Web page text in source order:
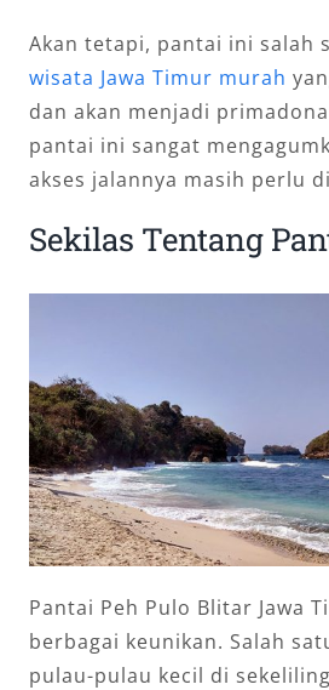
Akan tetapi, pantai ini salah
wisata Jawa Timur murah
dan akan menjadi
pantai ini sangat
akses jalannya masih perlu
Sekilas Tentang
Pantai Peh Pulo Blitar Jawa
berbagai keunikan. Salah
pulau-pulau kecil di